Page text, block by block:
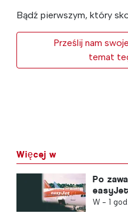
Bądź pierwszym, który
Prześlij nam
temat
Więcej w
Po
W - 1